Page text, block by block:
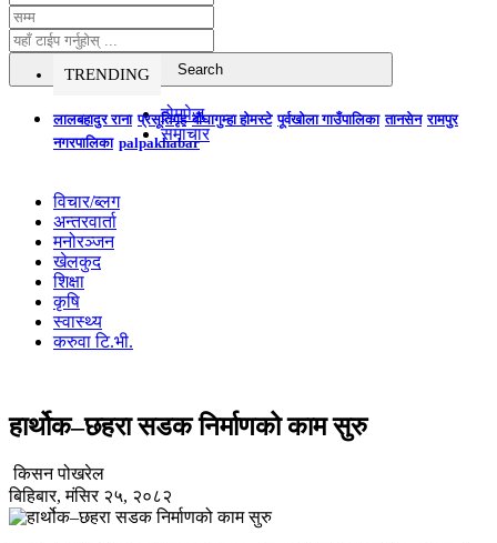
TRENDING
लालबहादुर राना प्रसूतिगृह बौघागुम्हा होमस्टे पूर्वखोला गाउँपालिका तानसेन रामपुर
नगरपालिका palpakhabar
होमपेज
समाचार
विचार/ब्लग
अन्तरवार्ता
मनोरञ्जन
खेलकुद
शिक्षा
कृषि
स्वास्थ्य
करुवा टि.भी.
हार्थोक–छहरा सडक निर्माणको काम सुरु
किसन पोखरेल
बिहिबार, मंसिर २५, २०८२